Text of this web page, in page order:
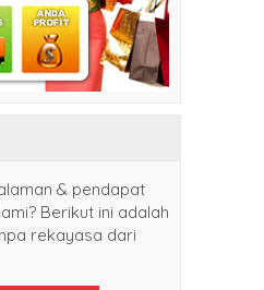
& pendapat
Berikut ini adalah
rekayasa dari